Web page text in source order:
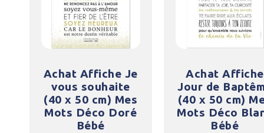
Achat Affiche Je
vous souhaite
(40 x 50 cm) Mes
Mots Déco Doré
Bébé
Achat Affiche
Jour de
(40 x 50 cm)
Mots Déco
Bébé